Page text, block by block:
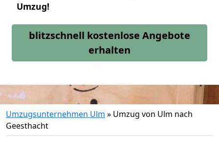
Umzug!
blitzschnell kostenlose Angebote
erhalten
Umzugsunternehmen Ulm » Umzug von Ulm nach
Geesthacht